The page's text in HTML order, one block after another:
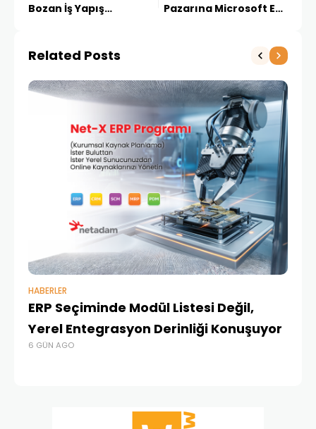
Bozan İş Yapış
Pazarına Microsoft ERP
Related Posts
HABERLER
ERP Seçiminde Modül Listesi Değil,
Yerel Entegrasyon Derinliği Konuşuyor
6 GÜN AGO